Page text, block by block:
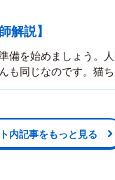
解説】
備を始めましょう。
も同じなのです。猫
ないグッズがありま
てみましょう。
内記事をもっと見る